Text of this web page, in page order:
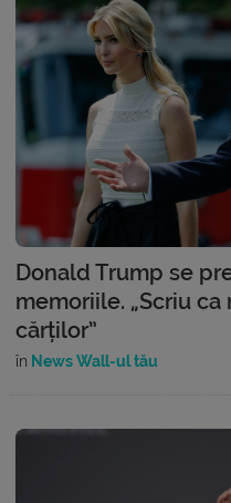
Donald Trump se
memoriile. „Scriu
cărților”
în News Wall-ul tău